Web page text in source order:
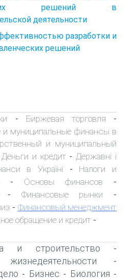
решений в
деятельности
разработки и
решений
- Биржевая торговля -
и муниципальные финансы в
и муниципальный
Деньги и кредит - Державні і
в Україні - Налоги и
- Основы финансов -
- Финансовые рынки -
- Финансовый менеджмент
обращение и кредит -
и строительство -
-
- Бизнес - Биология -